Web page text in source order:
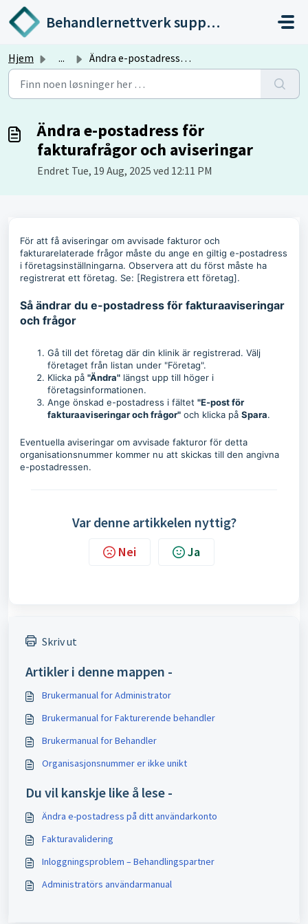
Gå til hovedinnhold
Behandlernettverk support
Hjem ... Ändra e-postadress för fakturafrågor och aviseringar
Ändra e-postadress för
fakturafrågor och aviseringar
Endret Tue, 19 Aug, 2025 ved 12:11 PM
För att få aviseringar om avvisade fakturor och
fakturarelaterade frågor måste du ange en giltig e-postadress
i företagsinställningarna. Observera att du först måste ha
registrerat ett företag. Se: [Registrera ett företag].
Så ändrar du e-postadress för fakturaaviseringar
och frågor
Gå till det företag där din klinik är registrerad. Välj
företaget från listan under "Företag".
Klicka på "Ändra" längst upp till höger i
företagsinformationen.
Ange önskad e-postadress i fältet "E-post för
fakturaaviseringar och frågor" och klicka på Spara.
Eventuella aviseringar om avvisade fakturor för detta
organisationsnummer kommer nu att skickas till den angivna
e-postadressen.
Var denne artikkelen nyttig?
Nei Ja
Skriv ut
Artikler i denne mappen -
Brukermanual for Administrator
Brukermanual for Fakturerende behandler
Brukermanual for Behandler
Organisasjonsnummer er ikke unikt
Du vil kanskje like å lese -
Ändra e-postadress på ditt användarkonto
Fakturavalidering
Inloggningsproblem – Behandlingspartner
Administratörs användarmanual